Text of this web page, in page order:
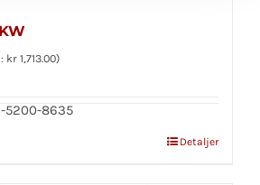
kr 1,713.00)
5200-8635
Detaljer